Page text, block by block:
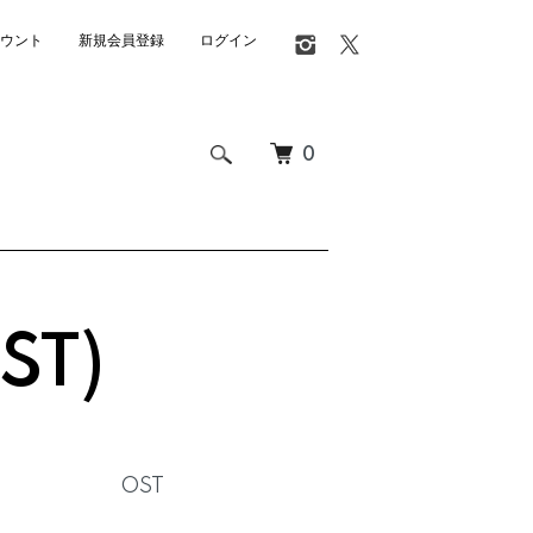
0
ント 新規会員登録 ログイン
OST